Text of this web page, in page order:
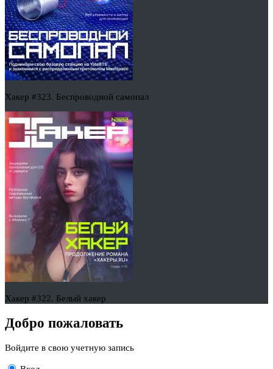
Хакер #323. Беспроводной самопал
Хакер #322. Белый хакер
Добро пожаловать
Войдите в свою учетную запись